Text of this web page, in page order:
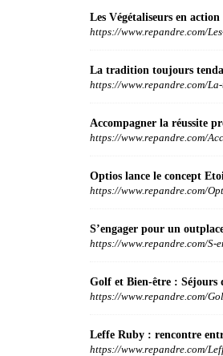
Les Végétaliseurs en action
https://www.repandre.com/
La tradition toujours
https://www.repandre.com/
Accompagner la réussite
https://www.repandre.com/
Optios lance le concept
https://www.repandre.com/
S’engager pour un
https://www.repandre.com/S-
Golf et Bien-être : Séjours
https://www.repandre.com/
Leffe Ruby : rencontre
https://www.repandre.com/